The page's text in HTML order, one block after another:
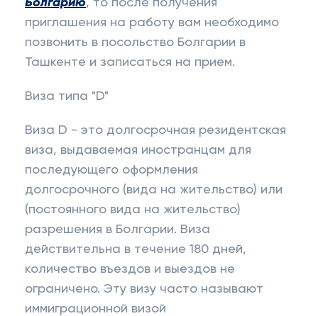
Болгарию, то после получения
приглашения на работу вам необходимо
позвонить в посольство Болгарии в
Ташкенте и записаться на прием.
Виза типа "D"
Виза D - это долгосрочная резидентская
виза, выдаваемая иностранцам для
последующего оформления
долгосрочного (вида на жительство) или
(постоянного вида на жительство)
разрешения в Болгарии. Виза
действительна в течение 180 дней,
количество въездов и выездов не
ограничено. Эту визу часто называют
иммиграционной визой